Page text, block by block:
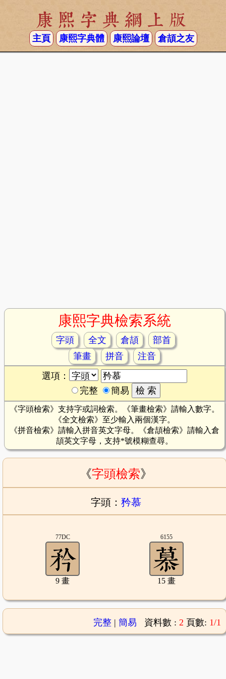
康熙字典網上版
主頁 康熙字典體 康熙論壇 倉頡之友
康熙字典檢索系統
字頭 全文 倉頡
部首
筆畫
拼音
注音
選項：
完整
簡易
《字頭檢索》支持字或詞檢索。《筆畫檢索》請輸入數字。
《全文檢索》至少輸入兩個漢字。
《拼音檢索》請輸入拼音英文字母。《倉頡檢索》請輸入倉
頡英文字母，支持*號模糊查尋。
《字頭檢索》
字頭： 矜慕
77DC
9 畫
6155
15 畫
完整| 簡易 資料數 : 2 頁數: 1/1